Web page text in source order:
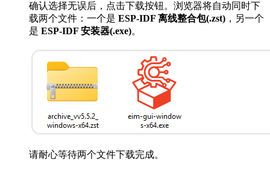
确认选择无误后，点击下载按钮。浏览器将自动同时下
载两个文件：一个是 ESP-IDF 离线整合包(.zst) ，另一个
是 ESP-IDF 安装器(.exe)。
请耐心等待两个文件下载完成。